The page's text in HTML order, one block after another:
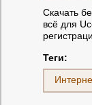
Скачать
всё для
Теги: